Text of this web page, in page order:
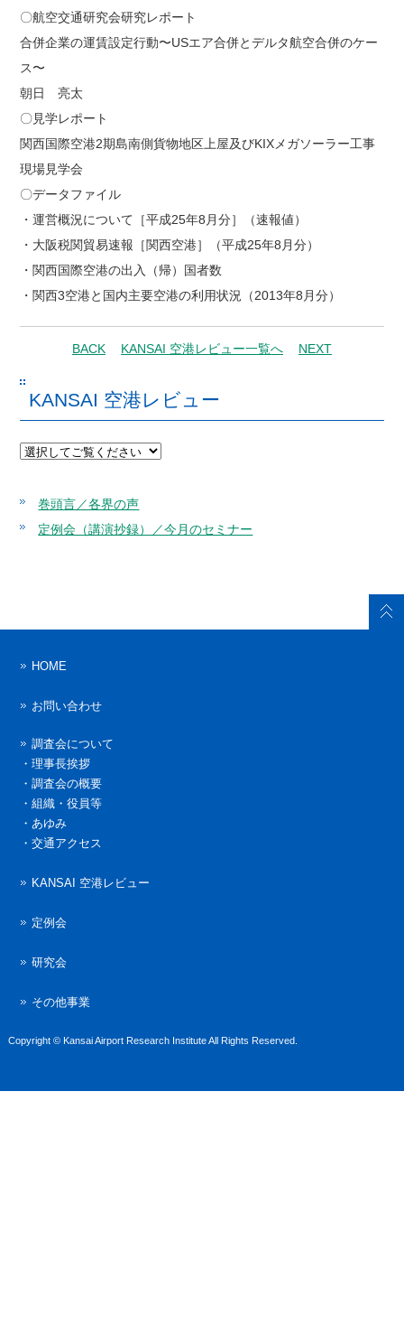
〇航空交通研究会研究レポート
合併企業の運賃設定行動〜USエア合併とデルタ航空合併のケー
ス〜
朝日 亮太
〇見学レポート
関西国際空港2期島南側貨物地区上屋及びKIXメガソーラー工事
現場見学会
〇データファイル
・運営概況について［平成25年8月分］（速報値）
・大阪税関貿易速報［関西空港］（平成25年8月分）
・関西国際空港の出入（帰）国者数
・関西3空港と国内主要空港の利用状況（2013年8月分）
BACK KANSAI 空港レビュー一覧へ NEXT
KANSAI 空港レビュー
巻頭言／各界の声
定例会（講演抄録）／今月のセミナー
HOME
お問い合わせ
調査会について
・理事長挨拶
・調査会の概要
・組織・役員等
・あゆみ
・交通アクセス
KANSAI 空港レビュー
定例会
研究会
その他事業
Copyright © Kansai Airport Research Institute All Rights Reserved.